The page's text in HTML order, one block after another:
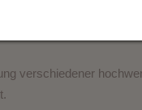
ätherische Öle.
verschiedener